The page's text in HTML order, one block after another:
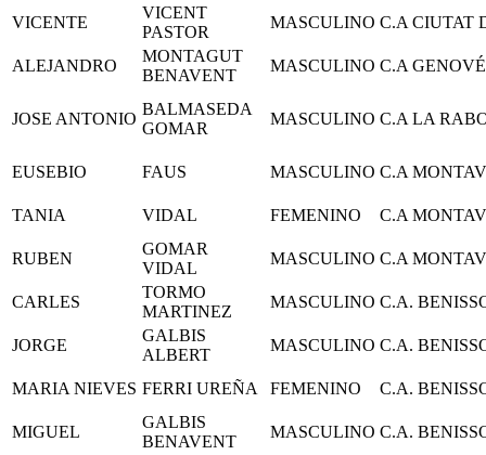
VICENTE
VICENT
PASTOR
MASCULINO C.A CIUTAT
ALEJANDRO
MONTAGUT
BENAVENT
MASCULINO C.A
JOSE ANTONIO
BALMASEDA
GOMAR
MASCULINO C.A LA
EUSEBIO FAUS MASCULINO C.A
TANIA VIDAL FEMENINO C.A
RUBEN
GOMAR
VIDAL
MASCULINO C.A
CARLES
TORMO
MARTINEZ
MASCULINO C.A.
JORGE
GALBIS
ALBERT
MASCULINO C.A.
MARIA NIEVES FERRI UREÑA FEMENINO C.A.
MIGUEL
GALBIS
BENAVENT
MASCULINO C.A.